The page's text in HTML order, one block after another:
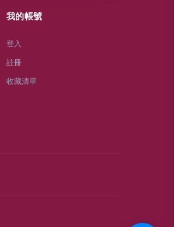
我的帳號
登入
註冊
收藏清單